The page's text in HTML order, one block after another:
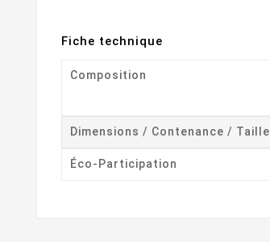
Fiche technique
Composition
Dimensions / Contenance / Taille
Éco-Participation